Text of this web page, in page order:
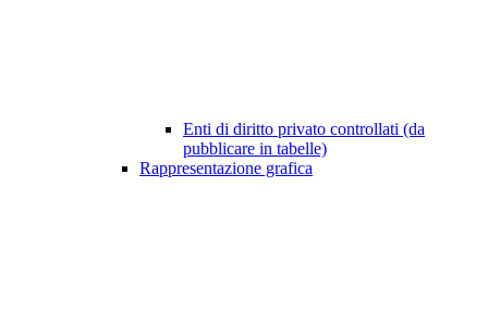
Enti di diritto privato controllati (da
pubblicare in tabelle)
Rappresentazione grafica